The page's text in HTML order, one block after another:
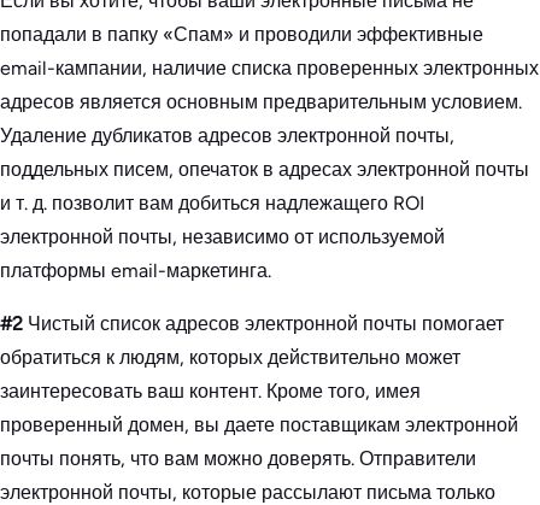
попадали в папку «Спам» и проводили эффективные
email-кампании, наличие списка проверенных электронных
адресов является основным предварительным условием.
Удаление дубликатов адресов электронной почты,
поддельных писем, опечаток в адресах электронной почты
и т. д. позволит вам добиться надлежащего ROI
электронной почты, независимо от используемой
платформы email-маркетинга.
#2 Чистый список адресов электронной почты помогает
обратиться к людям, которых действительно может
заинтересовать ваш контент. Кроме того, имея
проверенный домен, вы даете поставщикам электронной
почты понять, что вам можно доверять. Отправители
электронной почты, которые рассылают письма только